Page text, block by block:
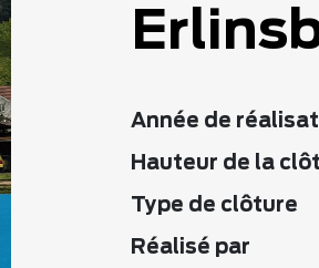
Année de
Hauteur de la
Type de clôture
Réalisé par